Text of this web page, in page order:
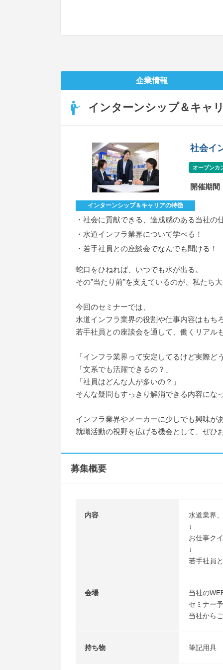
企業情報
インターンシップ＆キャ
社会イ
オープンカ
開催期間
インターンシップ＆キャリアの特徴
・社会に貢献できる、達成感のある当社の
・水道インフラ業界について学べる！
・若手社員との座談会でなんでも聞ける！
蛇口をひねれば、いつでも水が出る。
その”当たり前”を支えているのが、私たち
今回のセミナーでは、
水道インフラ業界の役割や仕事内容はもち
若手社員との座談会を通して、働くリアル
「インフラ業界って安定してるけど実際ど
「文系でも活躍できるの？」
「社員はどんな人が多いの？」
そんな疑問もすっきり解消できる内容にな
インフラ業界やメーカーに少しでも興味が
就職活動の視野を広げる機会として、ぜひ
募集概要
内容
水道業界
↓
お仕事ク
↓
若手社員
会場
当社の
セミナー
当社から
持ち物 筆記用具